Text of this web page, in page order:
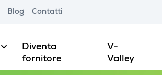
Blog Contatti
Diventa
fornitore
V-
Valley